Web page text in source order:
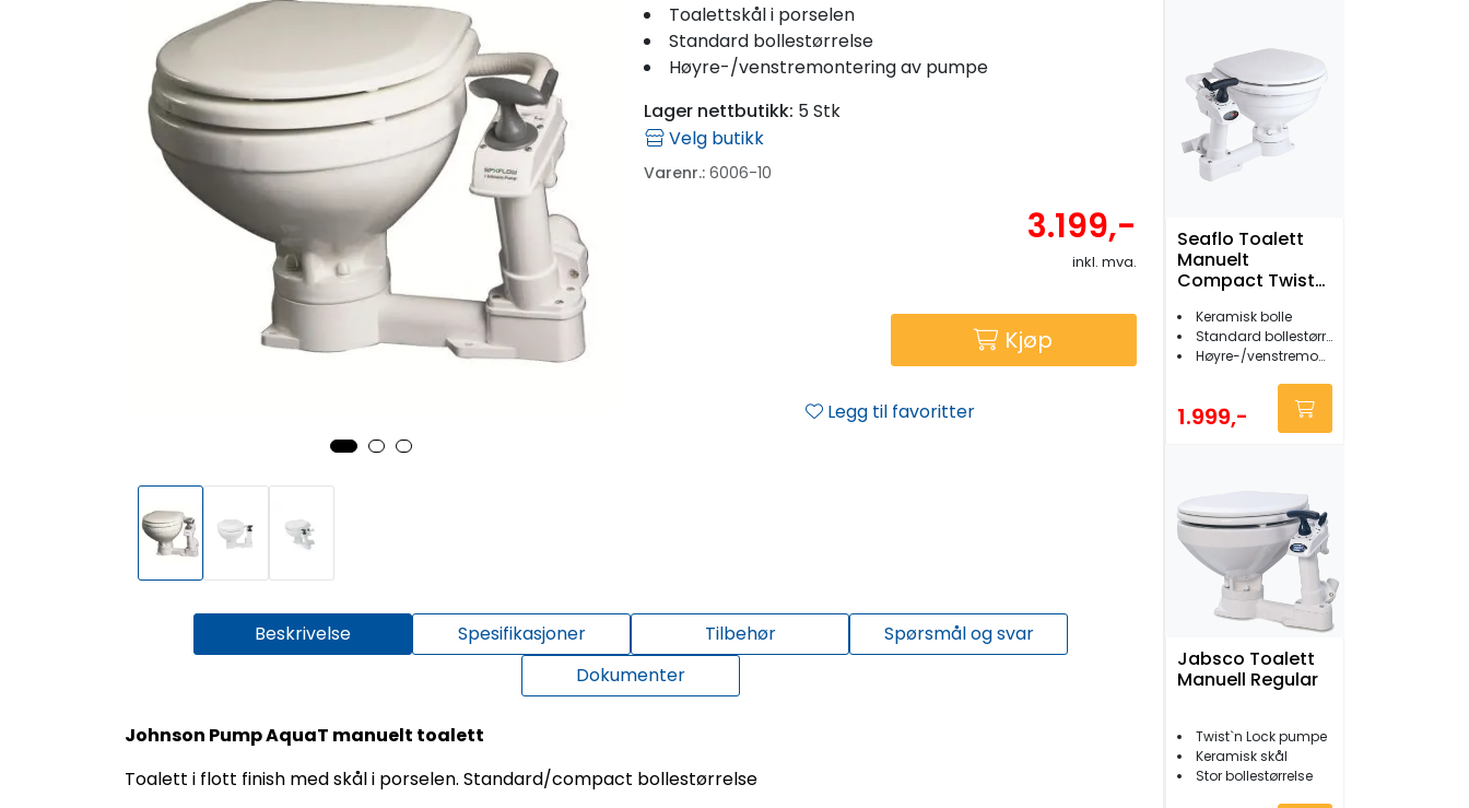
Toalettskål i porselen
Standard bollestørrelse
Høyre-/venstremontering av pumpe
Lager nettbutikk: 5 Stk
Velg butikk
Varenr.: 6006-10
3.199,-
inkl. mva.
Kjøp
Legg til favoritter
Beskrivelse Spesifikasjoner Tilbehør
Spørsmål og svar
Dokumenter
Johnson Pump AquaT manuelt toalett
Toalett i flott finish med skål i porselen. Standard/compact bollestørrelse
Seaflo Toalett
Manuelt
Compact Twist
Keramisk bolle
Standard bollestørrelse
Høyre-/venstremontering av pumpe
1.999,-
Jabsco Toalett
Manuell Regular
Twist`n Lock pumpe
Keramisk skål
Stor bollestørrelse